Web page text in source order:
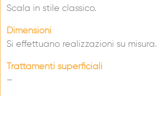
Scala in stile classico.
Dimensioni
Si effettuano realizzazioni su misura.
Trattamenti superficiali
–